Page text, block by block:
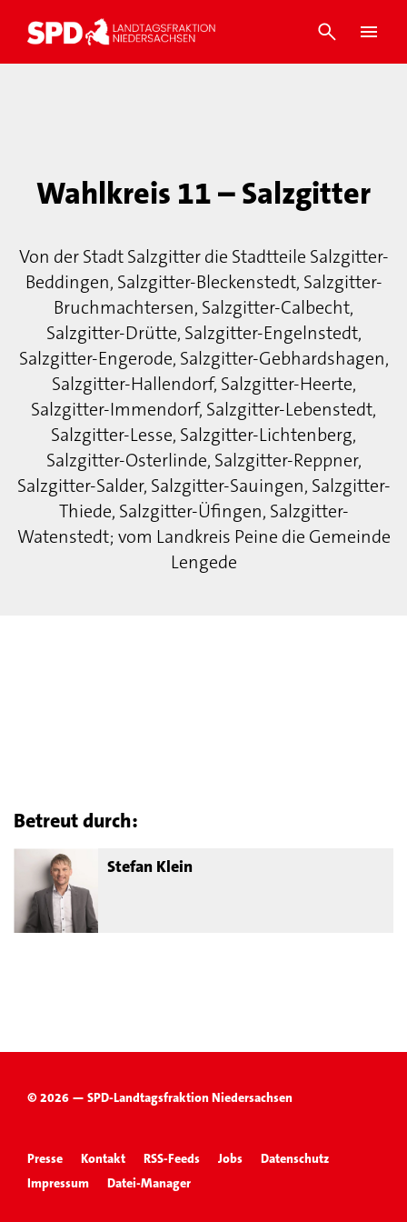
Wahlkreis 11 – Salzgitter
Von der Stadt Salzgitter die Stadtteile Salzgitter-
Beddingen, Salzgitter-Bleckenstedt, Salzgitter-
Bruchmachtersen, Salzgitter-Calbecht,
Salzgitter-Drütte, Salzgitter-Engelnstedt,
Salzgitter-Engerode, Salzgitter-Gebhardshagen,
Salzgitter-Hallendorf, Salzgitter-Heerte,
Salzgitter-Immendorf, Salzgitter-Lebenstedt,
Salzgitter-Lesse, Salzgitter-Lichtenberg,
Salzgitter-Osterlinde, Salzgitter-Reppner,
Salzgitter-Salder, Salzgitter-Sauingen, Salzgitter-
Thiede, Salzgitter-Üfingen, Salzgitter-
Watenstedt; vom Landkreis Peine die Gemeinde
Lengede
Betreut durch:
Stefan Klein
© 2026 — SPD-Landtagsfraktion Niedersachsen
Presse Kontakt RSS-Feeds Jobs
Datenschutz
Impressum
Datei-Manager